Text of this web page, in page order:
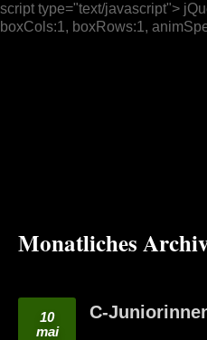
script type="text/javascript">
boxCols:1, boxRows:1,
Monatliches
10
mai
C-